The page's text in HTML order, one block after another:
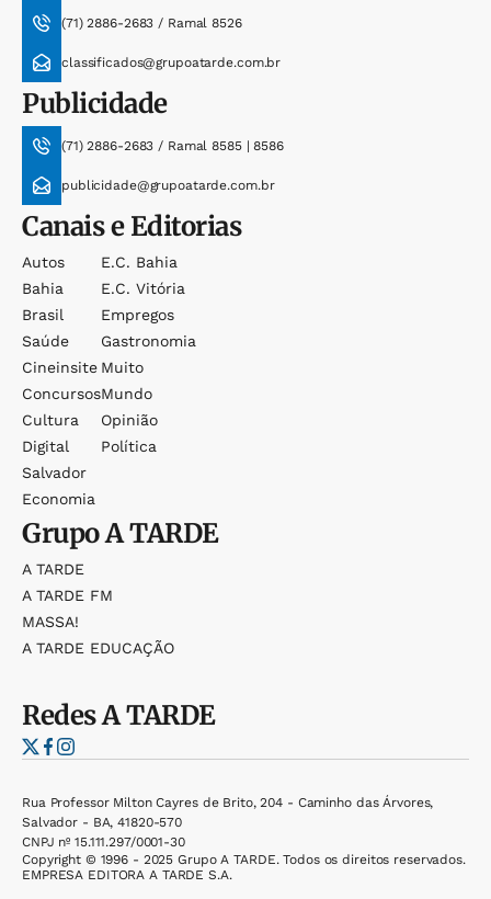
(71) 2886-2683 / Ramal 8526
classificados@grupoatarde.com.br
Publicidade
(71) 2886-2683 / Ramal 8585 | 8586
publicidade@grupoatarde.com.br
Canais e Editorias
Autos
Bahia
Brasil
Saúde
Cineinsite
Concursos
Cultura
Digital
Salvador
Economia
E.c. Bahia
E.c. Vitória
Empregos
Gastronomia
Muito
Mundo
Opinião
Política
GrupoA TARDE
A TARDE
A TARDE FM
MASSA!
A TARDE EDUCAÇÃO
RedesA TARDE
Rua Professor Milton Cayres de Brito, 204 - Caminho das Árvores,
Salvador - BA, 41820-570
CNPJ nº 15.111.297/0001-30
Copyright © 1996 - 2025 Grupo A TARDE. Todos os direitos reservados.
EMPRESA EDITORA A TARDE S.A.